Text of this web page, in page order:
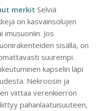
merkit Selviä
on kasvainsolujen
imusuoniin. Jos
sisällä, on
suurempi.
kapselin läpi
Nekroosin ja
viittaa verenkierron
pahanlaatuisuuteen,